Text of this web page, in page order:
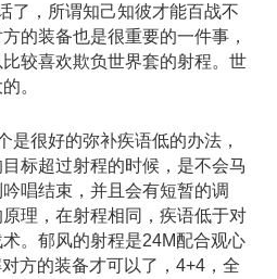
了，所谓知己知彼才能百战不
的装备也是很重要的一件事，
较喜欢欺负世界套的射程。世
。
很好的弥补疾语低的办法，
标超过射程的时候，是不会马
唱结束，并且会有短暂的调
理，在射程相同，疾语低于对
。郁风的射程是24M配合观心
方的装备才可以了，4+4，全